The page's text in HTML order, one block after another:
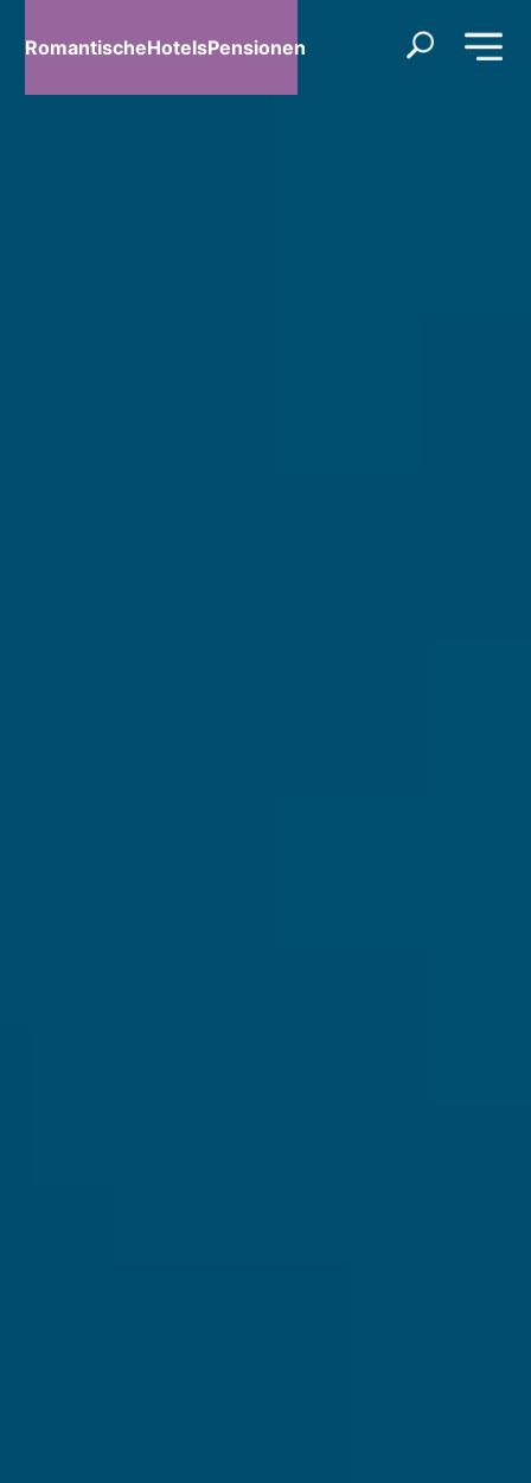
RomantischeHotelsPensionen